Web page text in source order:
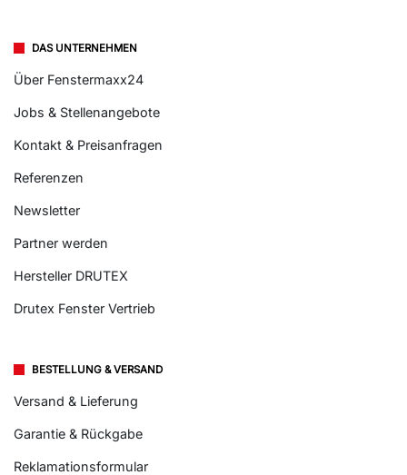
DAS UNTERNEHMEN
Über Fenstermaxx24
Jobs & Stellenangebote
Kontakt & Preisanfragen
Referenzen
Newsletter
Partner werden
Hersteller DRUTEX
Drutex Fenster Vertrieb
BESTELLUNG & VERSAND
Versand & Lieferung
Garantie & Rückgabe
Reklamationsformular